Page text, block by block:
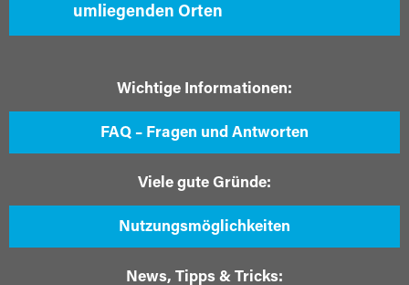
umliegenden Orten
Wichtige Informationen:
FAQ – Fragen und Antworten
Viele gute Gründe:
Nutzungsmöglichkeiten
News, Tipps & Tricks: